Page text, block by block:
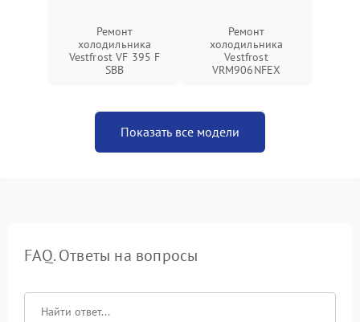
Ремонт
холодильника
Vestfrost VF 395 F
SBB
Ремонт
холодильника
Vestfrost
VRM906NFEX
Показать все модели
FAQ. Ответы на вопросы